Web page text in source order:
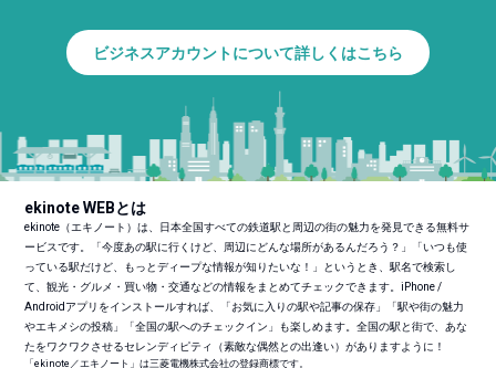
ビジネスアカウントについて詳しくはこちら
ekinote WEBとは
ekinote（エキノート）は、日本全国すべての鉄道駅と周辺の街の魅力を発見できる無料サ
ービスです。「今度あの駅に行くけど、周辺にどんな場所があるんだろう？」「いつも使
っている駅だけど、もっとディープな情報が知りたいな！」というとき、駅名で検索し
て、観光・グルメ・買い物・交通などの情報をまとめてチェックできます。iPhone /
Androidアプリをインストールすれば、「お気に入りの駅や記事の保存」「駅や街の魅力
やエキメシの投稿」「全国の駅へのチェックイン」も楽しめます。全国の駅と街で、あな
たをワクワクさせるセレンディピティ（素敵な偶然との出逢い）がありますように！
「ekinote／エキノート」は三菱電機株式会社の登録商標です。